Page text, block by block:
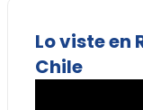
Lo viste en
Chile